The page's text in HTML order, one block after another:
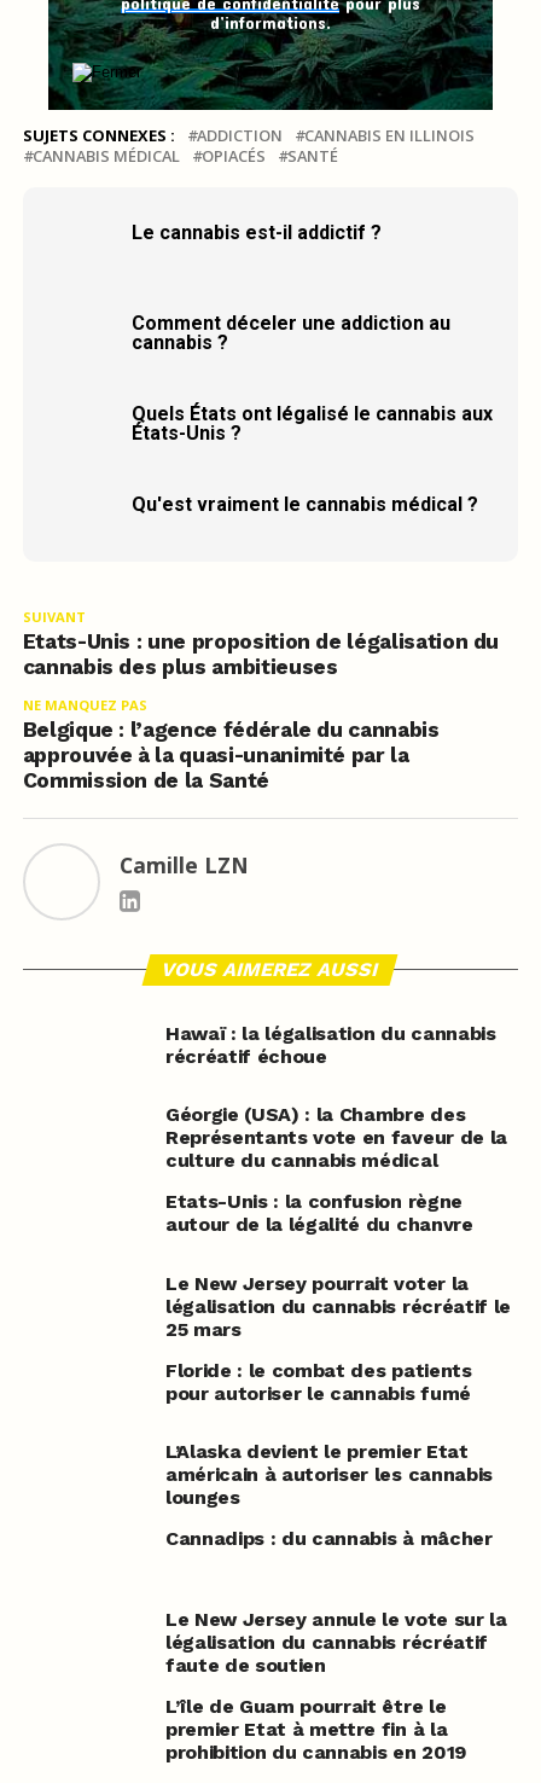
d’informations.
SUJETS CONNEXES : ADDICTION
CANNABIS EN ILLINOIS
CANNABIS MÉDICAL
OPIACÉS SANTÉ
Le cannabis est-il addictif ?
Comment déceler une addiction au
cannabis ?
Quels États ont légalisé le cannabis aux
États-Unis ?
Qu'est vraiment le cannabis médical ?
SUIVANT
Etats-Unis : une proposition de légalisation du
cannabis des plus ambitieuses
NE MANQUEZ PAS
Belgique : l’agence fédérale du cannabis
approuvée à la quasi-unanimité par la
Commission de la Santé
Camille LZN
VOUS AIMEREZ AUSSI
Hawaï : la légalisation du cannabis
récréatif échoue
Géorgie (USA) : la Chambre des
Représentants vote en faveur de la
culture du cannabis médical
Etats-Unis : la confusion règne
autour de la légalité du chanvre
Le New Jersey pourrait voter la
légalisation du cannabis récréatif le
25 mars
Floride : le combat des patients
pour autoriser le cannabis fumé
L’Alaska devient le premier Etat
américain à autoriser les cannabis
lounges
Cannadips : du cannabis à mâcher
Le New Jersey annule le vote sur la
légalisation du cannabis récréatif
faute de soutien
L’île de Guam pourrait être le
premier Etat à mettre fin à la
prohibition du cannabis en 2019